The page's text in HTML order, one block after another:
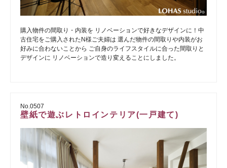
購入物件の間取り・内装を リノベーションで好きなデザインに！中
古住宅をご購入されたN様ご夫婦は 選んだ物件の間取りや内装がお
好みに合わないことから ご自身のライフスタイルに合った間取りと
デザインに リノベーションで造り変えることにしました。
No.0507
壁紙で遊ぶレトロインテリア(一戸建て)